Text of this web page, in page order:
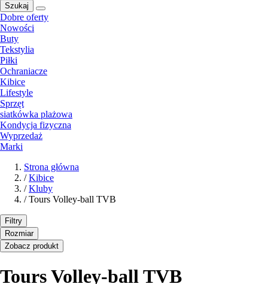
Szukaj
Dobre oferty
Nowości
Buty
Tekstylia
Piłki
Ochraniacze
Kibice
Lifestyle
Sprzęt
siatkówka plażowa
Kondycja fizyczna
Wyprzedaż
Marki
Strona główna
/ Kibice
/ Kluby
/ Tours Volley-ball TVB
Filtry
Rozmiar
Zobacz produkt
Tours Volley-ball TVB